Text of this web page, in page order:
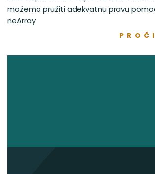
možemo pružiti adekvatnu pravu
neArray